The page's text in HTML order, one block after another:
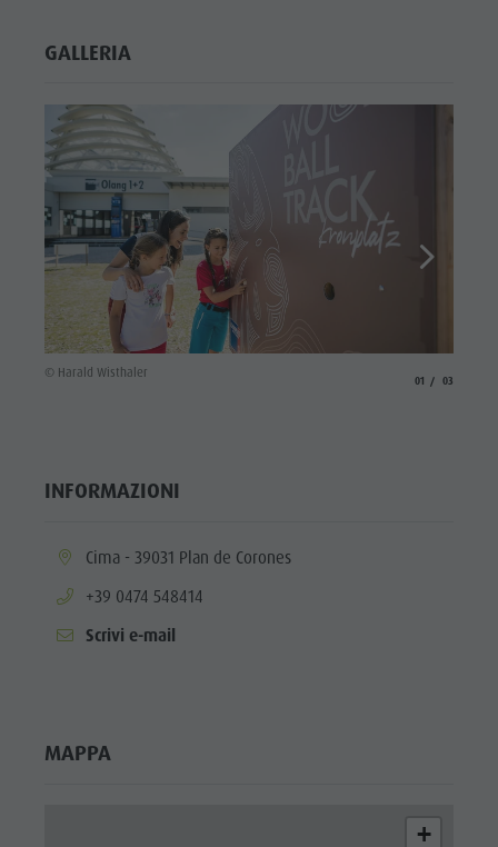
GALLERIA
© Harald Wisthaler
01 03
INFORMAZIONI
aria.location:
Cima - 39031 Plan de Corones
aria.phone:
+39 0474 548414
Scrivi e-mail
MAPPA
+